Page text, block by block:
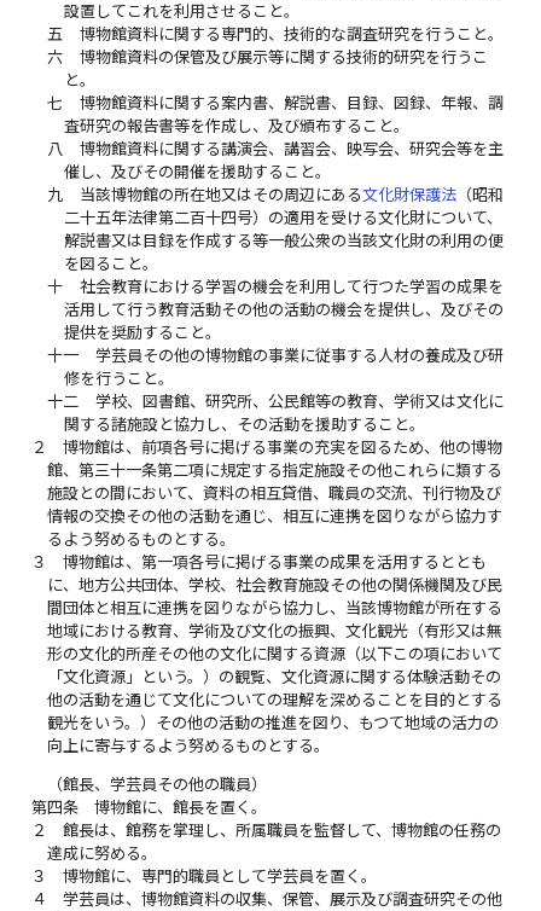
設置してこれを利用させること。
五
博物館資料に関する専門的、技術的な調査研究を行うこと。
六
博物館資料の保管及び展示等に関する技術的研究を行うこ
と。
七
博物館資料に関する案内書、解説書、目録、図録、年報、調
査研究の報告書等を作成し、及び頒布すること。
八
博物館資料に関する講演会、講習会、映写会、研究会等を主
催し、及びその開催を援助すること。
九
当該博物館の所在地又はその周辺にある文化財保護法（昭和
二十五年法律第二百十四号）の適用を受ける文化財について、
解説書又は目録を作成する等一般公衆の当該文化財の利用の便
を図ること。
十
社会教育における学習の機会を利用して行つた学習の成果を
活用して行う教育活動その他の活動の機会を提供し、及びその
提供を奨励すること。
十一
学芸員その他の博物館の事業に従事する人材の養成及び研
修を行うこと。
十二
学校、図書館、研究所、公民館等の教育、学術又は文化に
関する諸施設と協力し、その活動を援助すること。
２
博物館は、前項各号に掲げる事業の充実を図るため、他の博物
館、第三十一条第二項に規定する指定施設その他これらに類する
施設との間において、資料の相互貸借、職員の交流、刊行物及び
情報の交換その他の活動を通じ、相互に連携を図りながら協力す
るよう努めるものとする。
３
博物館は、第一項各号に掲げる事業の成果を活用するととも
に、地方公共団体、学校、社会教育施設その他の関係機関及び民
間団体と相互に連携を図りながら協力し、当該博物館が所在する
地域における教育、学術及び文化の振興、文化観光（有形又は無
形の文化的所産その他の文化に関する資源（以下この項において
「文化資源」という。）の観覧、文化資源に関する体験活動その
他の活動を通じて文化についての理解を深めることを目的とする
観光をいう。）その他の活動の推進を図り、もつて地域の活力の
向上に寄与するよう努めるものとする。
（館長、学芸員その他の職員）
第四条
博物館に、館長を置く。
２
館長は、館務を掌理し、所属職員を監督して、博物館の任務の
達成に努める。
３
博物館に、専門的職員として学芸員を置く。
４
学芸員は、博物館資料の収集、保管、展示及び調査研究その他